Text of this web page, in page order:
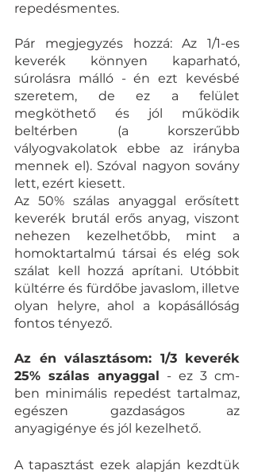
repedésmentes.
Pár megjegyzés hozzá: Az 1/1-es
keverék könnyen kaparható,
súrolásra málló - én ezt kevésbé
szeretem, de ez a felület
megköthető és jól működik
beltérben (a korszerűbb
vályogvakolatok ebbe az irányba
mennek el). Szóval nagyon sovány
lett, ezért kiesett.
Az 50% szálas anyaggal erősített
keverék brutál erős anyag, viszont
nehezen kezelhetőbb, mint a
homoktartalmú társai és elég sok
szálat kell hozzá aprítani. Utóbbit
kültérre és fürdőbe javaslom, illetve
olyan helyre, ahol a kopásállóság
fontos tényező.
Az én választásom: 1/3 keverék
25% szálas anyaggal - ez 3 cm-
ben minimális repedést tartalmaz,
egészen gazdaságos az
anyagigénye és jól kezelhető.
A tapasztást ezek alapján kezdtük